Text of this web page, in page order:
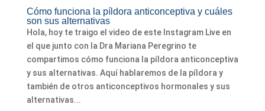
Cómo funciona la píldora anticonceptiva y cuáles
son sus alternativas
Hola, hoy te traigo el video de este Instagram Live en
el que junto con la Dra Mariana Peregrino te
compartimos cómo funciona la píldora anticonceptiva
y sus alternativas. Aquí hablaremos de la píldora y
también de otros anticonceptivos hormonales y sus
alternativas...